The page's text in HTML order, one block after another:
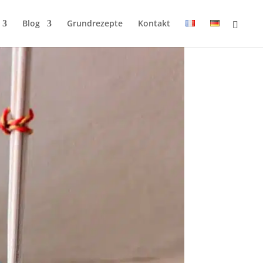
Blog Grundrezepte Kontakt